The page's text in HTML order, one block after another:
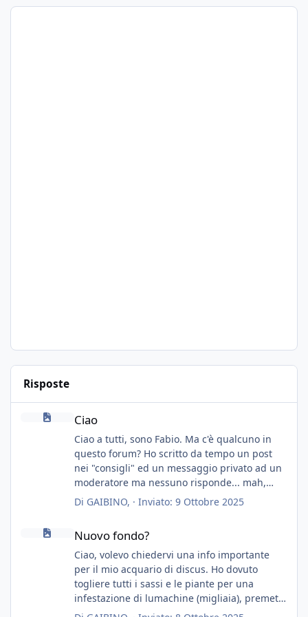
Risposte
Ciao
Ciao a tutti, sono Fabio. Ma c'è qualcuno in
questo forum? Ho scritto da tempo un post
nei "consigli" ed un messaggio privato ad un
moderatore ma nessuno risponde... mah,
chissà... speravo in un consiglio...
Di GAIBINO, · Inviato: 9 Ottobre 2025
Nuovo fondo?
Nuovo fondo?
Ciao, volevo chiedervi una info importante
per il mio acquario di discus. Ho dovuto
togliere tutti i sassi e le piante per una
infestazione di lumachine (migliaia), premetto
che ho 3 discus, 8 coridoras, e una ventina di